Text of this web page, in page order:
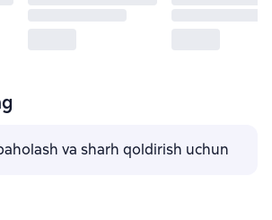
va sharh qoldirish uchun